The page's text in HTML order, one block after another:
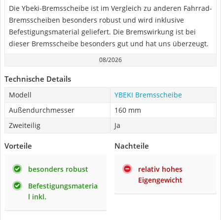
Die Ybeki-Bremsscheibe ist im Vergleich zu anderen Fahrrad-
Bremsscheiben besonders robust und wird inklusive
Befestigungsmaterial geliefert. Die Bremswirkung ist bei
dieser Bremsscheibe besonders gut und hat uns überzeugt.
08/2026
Technische Details
Modell
YBEKI Bremsscheibe
Außendurchmesser
160 mm
Zweiteilig
Ja
Vorteile
besonders robust
Befestigungsmateria
l inkl.
Nachteile
relativ hohes
Eigengewicht